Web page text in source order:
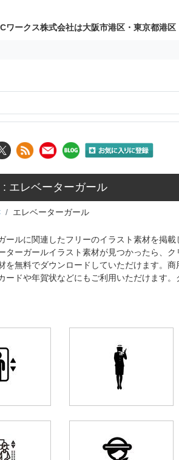
ワークス株式会社は大阪市港区・東京都港
: エレベーターガール
エレベーターガール
ールに関連したフリーのイラスト素材を掲
ターガールイラスト素材が見つかったら、
を無料でダウンロードしていただけます。
ードや年賀状などにもご利用いただけます。